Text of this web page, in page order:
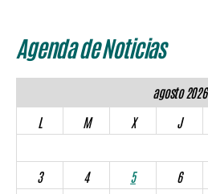
Agenda de Noticias
agosto 2026
L
M X J
3
4 5 6